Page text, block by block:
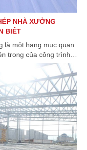
NHÀ XƯỞNG
BIẾT
là một hạng mục quan
trong của công trình,
nhà xưởng.